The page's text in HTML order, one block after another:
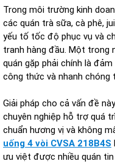
Trong môi trường kinh
các quán trà sữa, cà phê,
yếu tố tốc độ phục vụ và
tranh hàng đầu. Một trong
quán gặp phải chính là
công thức và nhanh chóng
Giải pháp cho cả vấn đề
chuyên nghiệp hỗ trợ quá
chuẩn hương vị và không
uống 4 vòi CVSA 218B4S
ưu việt được nhiều quán